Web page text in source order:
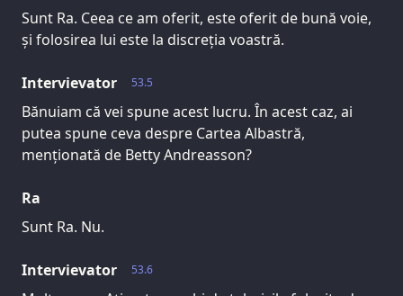
Sunt Ra. Ceea ce am oferit, este oferit de bună voie,
și folosirea lui este la discreția voastră.
53.5
Intervievator
Bănuiam că vei spune acest lucru. În acest caz, ai
putea spune ceva despre Cartea Albastră,
menționată de Betty Andreasson?
Ra
Sunt Ra. Nu.
53.6
Intervievator